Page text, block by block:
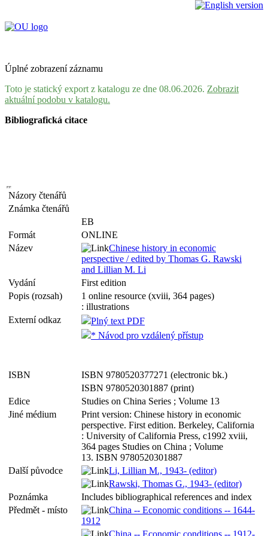
Úplné zobrazení záznamu
Toto je statický export z katalogu ze dne 08.06.2026. Zobrazit
aktuální podobu v katalogu.
Bibliografická citace
Názory čtenářů
Známka čtenářů
EB
Formát
ONLINE
Název
Chinese history in economic
perspective / edited by Thomas G. Rawski
and Lillian M. Li
Vydání
First edition
Popis (rozsah)
1 online resource (xviii, 364 pages)
: illustrations
Externí odkaz
Plný text PDF
* Návod pro vzdálený přístup
ISBN
ISBN 9780520377271 (electronic bk.)
ISBN 9780520301887 (print)
Edice
Studies on China Series ; Volume 13
Jiné médium
Print version: Chinese history in economic
perspective. First edition. Berkeley, California
: University of California Press, c1992 xviii,
364 pages Studies on China ; Volume
13. ISBN 9780520301887
Další původce
Li, Lillian M., 1943- (editor)
Rawski, Thomas G., 1943- (editor)
Poznámka
Includes bibliographical references and index
Předmět - místo
China -- Economic conditions -- 1644-
1912
China -- Economic conditions -- 1912-